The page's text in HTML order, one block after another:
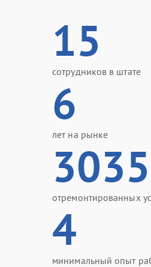
15
сотрудников в штате
6
лет на рынке
3035
отремонтированных
4
минимальный опыт